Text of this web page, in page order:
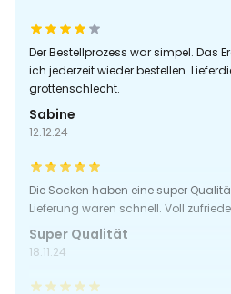
Der Bestellprozess war simpel. Das
ich jederzeit wieder bestellen.
grottenschlecht.
Sabine
12.12.24
Die Socken haben eine super
Lieferung waren schnell. Voll
Super Qualität
18.11.24